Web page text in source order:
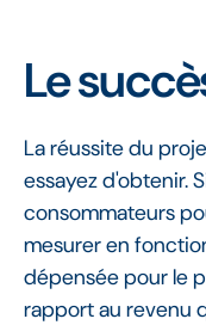
Le
La réussite du
essayez d'obtenir.
consommateurs
mesurer en
dépensée pour le
rapport au revenu